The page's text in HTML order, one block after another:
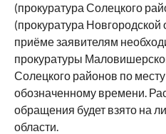
(прокуратура Солецкого
(прокуратура Новгородской
приёме заявителям
прокуратуры
Солецкого районов по
обозначенному времени.
обращения будет взято на
области.